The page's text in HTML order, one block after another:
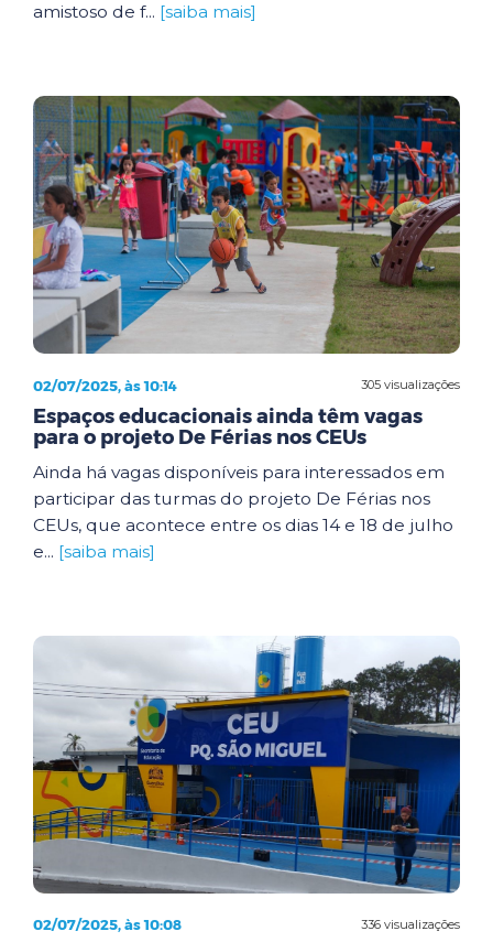
amistoso de f... [saiba mais]
305 visualizações
02/07/2025, às 10:14
Espaços educacionais ainda têm vagas
para o projeto De Férias nos CEUs
Ainda há vagas disponíveis para interessados em
participar das turmas do projeto De Férias nos
CEUs, que acontece entre os dias 14 e 18 de julho
e... [saiba mais]
336 visualizações
02/07/2025, às 10:08